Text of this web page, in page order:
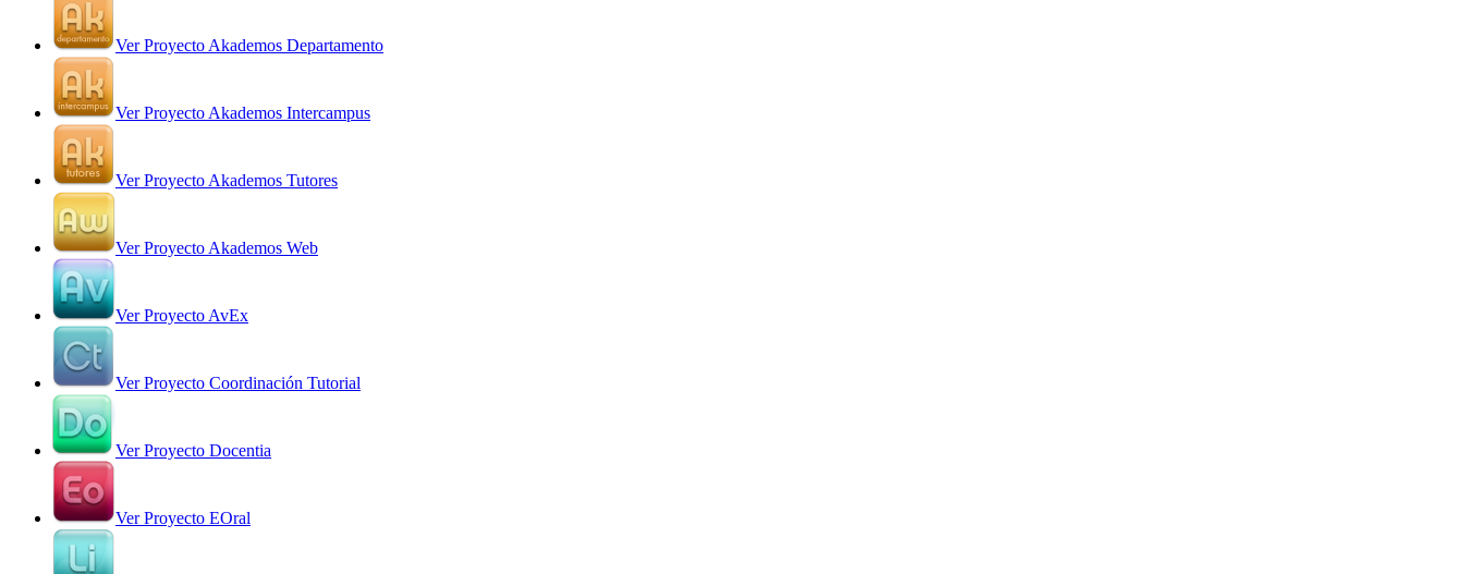
Ver Proyecto Akademos Departamento
Ver Proyecto Akademos Intercampus
Ver Proyecto Akademos Tutores
Ver Proyecto Akademos Web
Ver Proyecto AvEx
Ver Proyecto Coordinación Tutorial
Ver Proyecto Docentia
Ver Proyecto EOral